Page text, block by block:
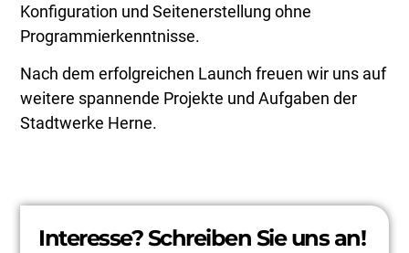
Konfiguration und Seitenerstellung ohne
Programmierkenntnisse.
Nach dem erfolgreichen Launch freuen wir uns auf
weitere spannende Projekte und Aufgaben der
Stadtwerke Herne.
Interesse? Schreiben Sie uns an!